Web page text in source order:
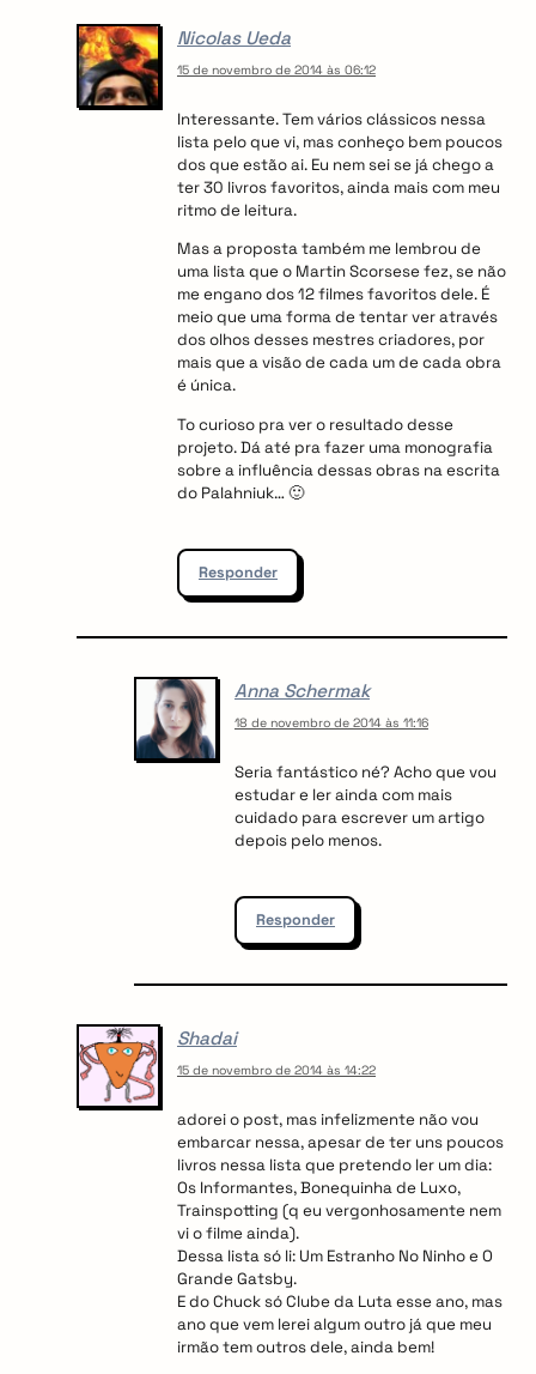
Nicolas Ueda
15 de novembro de 2014 às 06:12
Interessante. Tem vários clássicos nessa
lista pelo que vi, mas conheço bem poucos
dos que estão ai. Eu nem sei se já chego a
ter 30 livros favoritos, ainda mais com meu
ritmo de leitura.
Mas a proposta também me lembrou de
uma lista que o Martin Scorsese fez, se não
me engano dos 12 filmes favoritos dele. É
meio que uma forma de tentar ver através
dos olhos desses mestres criadores, por
mais que a visão de cada um de cada obra
é única.
To curioso pra ver o resultado desse
projeto. Dá até pra fazer uma monografia
sobre a influência dessas obras na escrita
do Palahniuk… 🙂
Responder
Anna Schermak
18 de novembro de 2014 às 11:16
Seria fantástico né? Acho que vou
estudar e ler ainda com mais
cuidado para escrever um artigo
depois pelo menos.
Responder
Shadai
15 de novembro de 2014 às 14:22
adorei o post, mas infelizmente não vou
embarcar nessa, apesar de ter uns poucos
livros nessa lista que pretendo ler um dia:
Os Informantes, Bonequinha de Luxo,
Trainspotting (q eu vergonhosamente nem
vi o filme ainda).
Dessa lista só li: Um Estranho No Ninho e O
Grande Gatsby.
E do Chuck só Clube da Luta esse ano, mas
ano que vem lerei algum outro já que meu
irmão tem outros dele, ainda bem!